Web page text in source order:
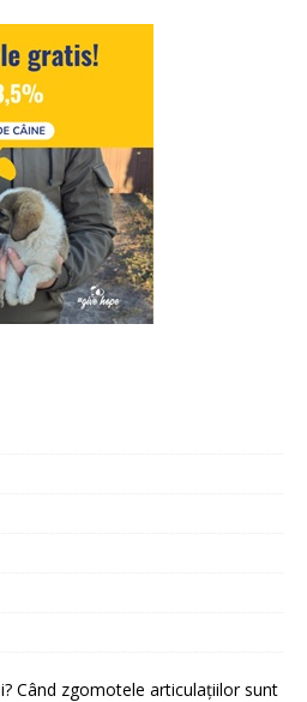
Când zgomotele articulațiilor sunt